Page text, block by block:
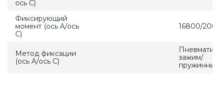
ось C)
Фиксирующий
момент (ось A/ось
C)
16800/
Метод фиксации
(ось A/ось C)
зажим/